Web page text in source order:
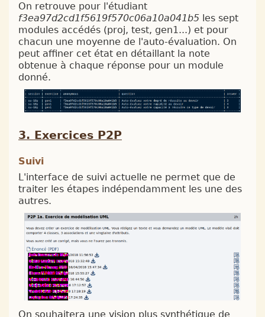
On retrouve pour l'étudiant
f3ea97d2cd1f5619f570c06a10a041b5 les sept
modules accédés (proj, test, gen1...) et pour
chacun une moyenne de l'auto-évaluation. On
peut affiner cet état en détaillant la note
obtenue à chaque réponse pour un module
donné.
Exercices P2P
Suivi
L'interface de suivi actuelle ne permet que de
traiter les étapes indépendamment les une des
autres.
On souhaitera une vision plus synthétique de